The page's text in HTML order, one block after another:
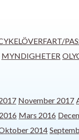
MYNDIGHETER
November 2017
Mars 2016
2014